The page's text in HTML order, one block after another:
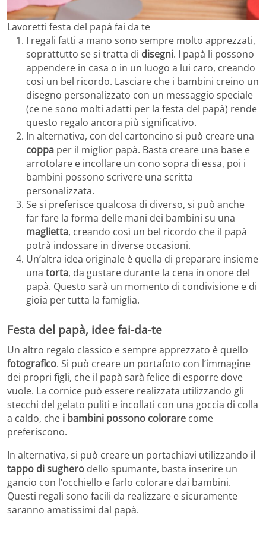
Lavoretti festa del papà fai da te
I regali fatti a mano sono sempre molto apprezzati,
soprattutto se si tratta di disegni. I papà li possono
appendere in casa o in un luogo a lui caro, creando
così un bel ricordo. Lasciare che i bambini creino un
disegno personalizzato con un messaggio speciale
(ce ne sono molti adatti per la festa del papà) rende
questo regalo ancora più significativo.
In alternativa, con del cartoncino si può creare una
coppa per il miglior papà. Basta creare una base e
arrotolare e incollare un cono sopra di essa, poi i
bambini possono scrivere una scritta
personalizzata.
Se si preferisce qualcosa di diverso, si può anche
far fare la forma delle mani dei bambini su una
maglietta, creando così un bel ricordo che il papà
potrà indossare in diverse occasioni.
Un’altra idea originale è quella di preparare insieme
una torta, da gustare durante la cena in onore del
papà. Questo sarà un momento di condivisione e di
gioia per tutta la famiglia.
Festa del papà, idee fai-da-te
Un altro regalo classico e sempre apprezzato è quello
fotografico. Si può creare un portafoto con l’immagine
dei propri figli, che il papà sarà felice di esporre dove
vuole. La cornice può essere realizzata utilizzando gli
stecchi del gelato puliti e incollati con una goccia di colla
a caldo, che i bambini possono colorare come
preferiscono.
In alternativa, si può creare un portachiavi utilizzando il
tappo di sughero dello spumante, basta inserire un
gancio con l’occhiello e farlo colorare dai bambini.
Questi regali sono facili da realizzare e sicuramente
saranno amatissimi dal papà.